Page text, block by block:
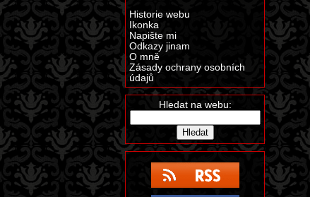
Historie webu
Ikonka
Napište mi
Odkazy jinam
O mně
Zásady ochrany osobních
údajů
Hledat na webu: